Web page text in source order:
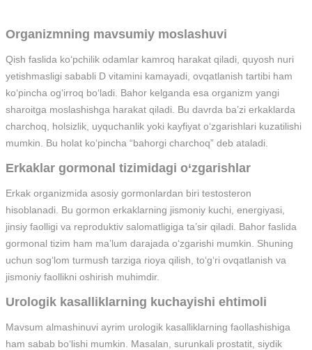
Organizmning mavsumiy moslashuvi
Qish faslida ko‘pchilik odamlar kamroq harakat qiladi, quyosh nuri
yetishmasligi sababli D vitamini kamayadi, ovqatlanish tartibi ham
ko‘pincha og‘irroq bo‘ladi. Bahor kelganda esa organizm yangi
sharoitga moslashishga harakat qiladi. Bu davrda ba’zi erkaklarda
charchoq, holsizlik, uyquchanlik yoki kayfiyat o‘zgarishlari kuzatilishi
mumkin. Bu holat ko‘pincha “bahorgi charchoq” deb ataladi.
Erkaklar gormonal tizimidagi o‘zgarishlar
Erkak organizmida asosiy gormonlardan biri testosteron
hisoblanadi. Bu gormon erkaklarning jismoniy kuchi, energiyasi,
jinsiy faolligi va reproduktiv salomatligiga ta’sir qiladi. Bahor faslida
gormonal tizim ham ma’lum darajada o‘zgarishi mumkin. Shuning
uchun sog‘lom turmush tarziga rioya qilish, to‘g‘ri ovqatlanish va
jismoniy faollikni oshirish muhimdir.
Urologik kasalliklarning kuchayishi ehtimoli
Mavsum almashinuvi ayrim urologik kasalliklarning faollashishiga
ham sabab bo‘lishi mumkin. Masalan, surunkali prostatit, siydik